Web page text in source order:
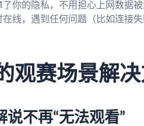
你的隐私，不用担心上网数据
线，遇到任何问题（比如连接
观赛场景解
不再“无法观看”